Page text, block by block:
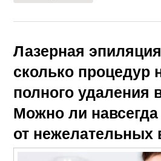
Лазерная
сколько процедур
полного удаления
Можно ли навсегда
от нежелательных